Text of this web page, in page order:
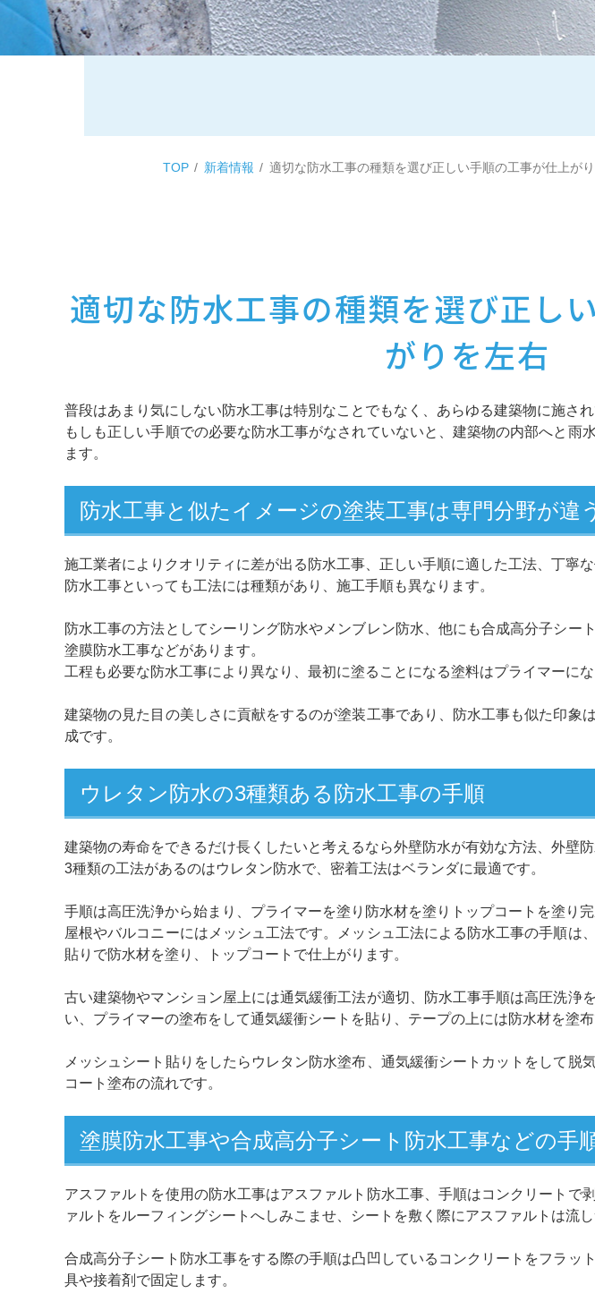
TOP 新着情報 適切な防水工事の種類を選び正しい手順の工事が仕上が
適切な防水工事の種類を選び正し
がりを左右
普段はあまり気にしない防水工事は特別なことでもなく、あらゆる建築物に施され
もしも正しい手順での必要な防水工事がなされていないと、建築物の内部へと雨
ます。
防水工事と似たイメージの塗装工事は専門分野が違
施工業者によりクオリティに差が出る防水工事、正しい手順に適した工法、丁寧
防水工事といっても工法には種類があり、施工手順も異なります。
防水工事の方法としてシーリング防水やメンブレン防水、他にも合成高分子シー
塗膜防水工事などがあります。
工程も必要な防水工事により異なり、最初に塗ることになる塗料はプライマーにな
建築物の見た目の美しさに貢献をするのが塗装工事であり、防水工事も似た印象
成です。
ウレタン防水の3種類ある防水工事の手順
建築物の寿命をできるだけ長くしたいと考えるなら外壁防水が有効な方法、外壁
3種類の工法があるのはウレタン防水で、密着工法はベランダに最適です。
手順は高圧洗浄から始まり、プライマーを塗り防水材を塗りトップコートを塗り完
屋根やバルコニーにはメッシュ工法です。メッシュ工法による防水工事の手順は
貼りで防水材を塗り、トップコートで仕上がります。
古い建築物やマンション屋上には通気緩衝工法が適切、防水工事手順は高圧洗浄
い、プライマーの塗布をして通気緩衝シートを貼り、テープの上には防水材を塗布
メッシュシート貼りをしたらウレタン防水塗布、通気緩衝シートカットをして脱
コート塗布の流れです。
塗膜防水工事や合成高分子シート防水工事などの手
アスファルトを使用の防水工事はアスファルト防水工事、手順はコンクリートで
ァルトをルーフィングシートへしみこませ、シートを敷く際にアスファルトは流し
合成高分子シート防水工事をする際の手順は凸凹しているコンクリートをフラッ
具や接着剤で固定します。